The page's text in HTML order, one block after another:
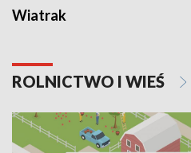
Wiatrak
ROLNICTWO I WIEŚ